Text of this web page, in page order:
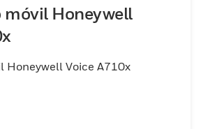
móvil Honeywell
Honeywell Voice A710x